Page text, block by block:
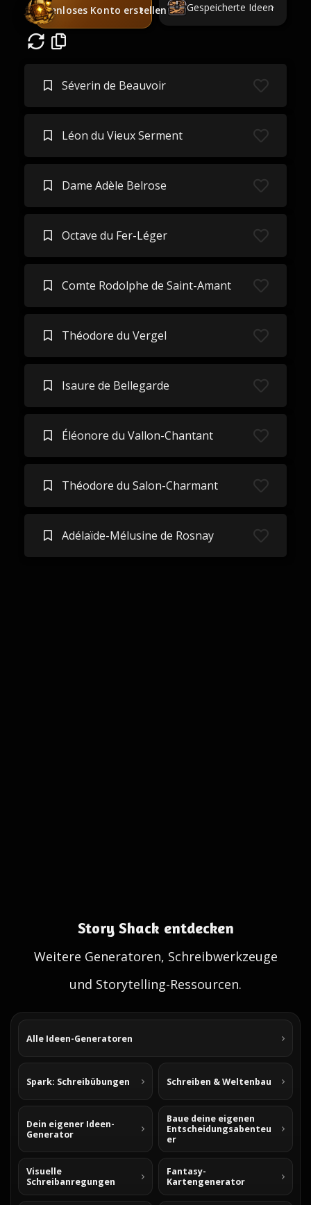
Kostenloses Konto erstellen Gespeicherte Ideen
Séverin de Beauvoir
Léon du Vieux Serment
Dame Adèle Belrose
Octave du Fer-Léger
Comte Rodolphe de Saint-Amant
Théodore du Vergel
Isaure de Bellegarde
Éléonore du Vallon-Chantant
Théodore du Salon-Charmant
Adélaïde-Mélusine de Rosnay
Story Shack entdecken
Weitere Generatoren, Schreibwerkzeuge
und Storytelling-Ressourcen.
Alle Ideen-Generatoren
Spark: Schreibübungen Schreiben & Weltenbau
Dein eigener Ideen-
Generator
Baue deine eigenen
Entscheidungsabenteu
er
Visuelle
Schreibanregungen
Fantasy-
Kartengenerator